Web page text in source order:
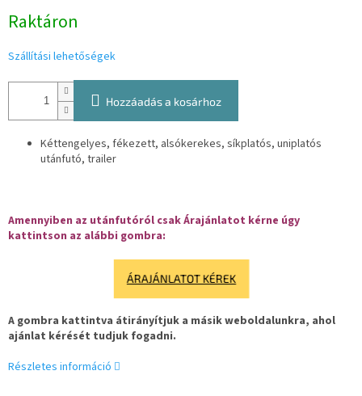
Raktáron
Szállítási lehetőségek
Hozzáadás a kosárhoz
Kéttengelyes, fékezett, alsókerekes, síkplatós, uniplatós
utánfutó, trailer
Amennyiben az utánfutóról csak Árajánlatot kérne úgy
kattintson az alábbi gombra:
ÁRAJÁNLATOT KÉREK
A gombra kattintva átirányítjuk a másik weboldalunkra, ahol
ajánlat kérését tudjuk fogadni.
Részletes információ